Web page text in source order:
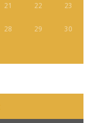
21 22 23
28 29 30